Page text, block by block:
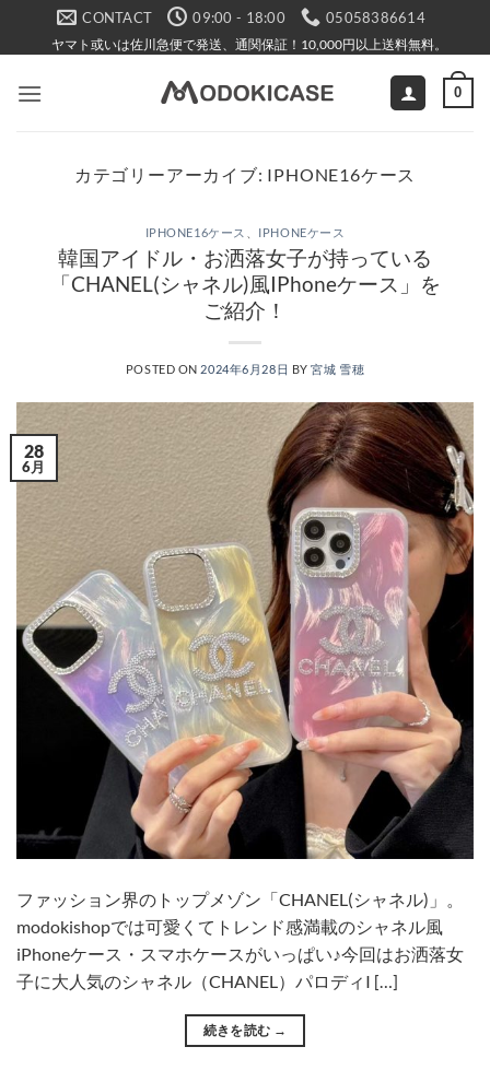
CONTACT 09:00 - 18:00 05058386614
ヤマト或いは佐川急便で発送、通関保証！10,000円以上送料無料。
0
カテゴリーアーカイブ: IPHONE16ケース
IPHONE16ケース IPHONEケース
韓国アイドル・お洒落女子が持っている
「CHANEL(シャネル)風IPhoneケース」を
ご紹介！
POSTED ON 2024年6月28日 BY宮城 雪穂
28
6月
ファッション界のトップメゾン「CHANEL(シャネル)」。
modokishopでは可愛くてトレンド感満載のシャネル風
iPhoneケース・スマホケースがいっぱい♪今回はお洒落女
子に大人気のシャネル（CHANEL）パロディI […]
続きを読む →